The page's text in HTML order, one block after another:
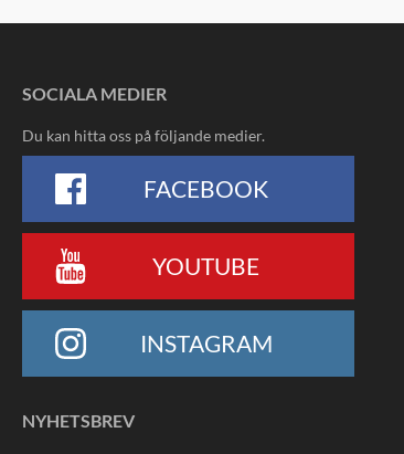
SOCIALA MEDIER
Du kan hitta oss på följande medier.
FACEBOOK
YOUTUBE
INSTAGRAM
NYHETSBREV